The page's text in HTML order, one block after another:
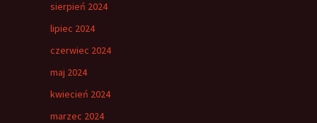
sierpień 2024
lipiec 2024
czerwiec 2024
maj 2024
kwiecień 2024
marzec 2024